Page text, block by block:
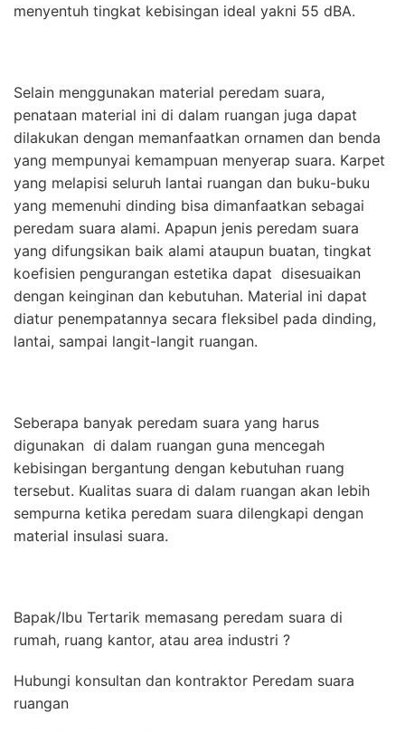
menyentuh tingkat kebisingan ideal yakni 55 dBA.
Selain menggunakan material peredam suara,
penataan material ini di dalam ruangan juga dapat
dilakukan dengan memanfaatkan ornamen dan benda
yang mempunyai kemampuan menyerap suara. Karpet
yang melapisi seluruh lantai ruangan dan buku-buku
yang memenuhi dinding bisa dimanfaatkan sebagai
peredam suara alami. Apapun jenis peredam suara
yang difungsikan baik alami ataupun buatan, tingkat
koefisien pengurangan estetika dapat disesuaikan
dengan keinginan dan kebutuhan. Material ini dapat
diatur penempatannya secara fleksibel pada dinding,
lantai, sampai langit-langit ruangan.
Seberapa banyak peredam suara yang harus
digunakan di dalam ruangan guna mencegah
kebisingan bergantung dengan kebutuhan ruang
tersebut. Kualitas suara di dalam ruangan akan lebih
sempurna ketika peredam suara dilengkapi dengan
material insulasi suara.
Bapak/Ibu Tertarik memasang peredam suara di
rumah, ruang kantor, atau area industri ?
Hubungi konsultan dan kontraktor Peredam suara
ruangan